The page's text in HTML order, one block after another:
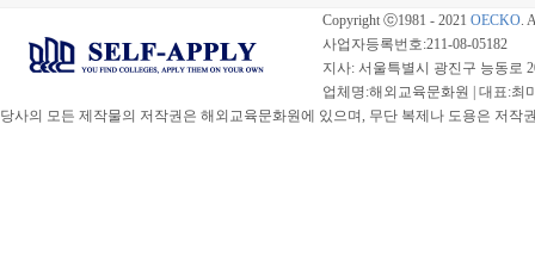
Copyright ⓒ1981 - 2021 OECKO.
사업자등록번호:211-08-05182
지사: 서울특별시 광진구 능동로
업체명:해외교육문화원 | 대표:최
당사의 모든 제작물의 저작권은 해외교육문화원에 있으며, 무단 복제나 도용은 저